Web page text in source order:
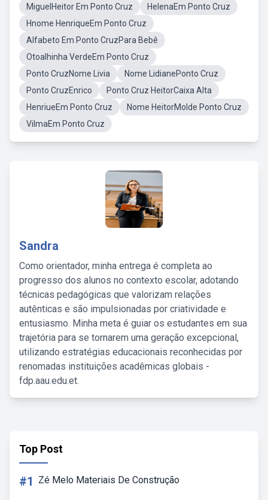
MiguelHeitor Em Ponto Cruz
HelenaEm Ponto Cruz
Hnome HenriqueEm Ponto Cruz
Alfabeto Em Ponto CruzPara Bebê
Otoalhinha VerdeEm Ponto Cruz
Ponto CruzNome Livia
Nome LidianePonto Cruz
Ponto CruzEnrico
Ponto Cruz HeitorCaixa Alta
HenriueEm Ponto Cruz
Nome HeitorMolde Ponto Cruz
VilmaEm Ponto Cruz
Sandra
Como orientador, minha entrega é completa ao
progresso dos alunos no contexto escolar, adotando
técnicas pedagógicas que valorizam relações
autênticas e são impulsionadas por criatividade e
entusiasmo. Minha meta é guiar os estudantes em sua
trajetória para se tornarem uma geração excepcional,
utilizando estratégias educacionais reconhecidas por
renomadas instituições acadêmicas globais -
fdp.aau.edu.et.
Top Post
#1 Zé Melo Materiais De Construção